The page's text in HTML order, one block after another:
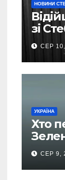
НОВИНИ
зі
СЕР
УКРАЇНА
Хто
турі
SOCIS
СЕР 9,